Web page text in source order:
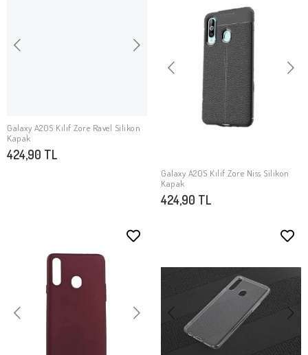
SEPETE EKLE
Galaxy A20S Kılıf Zore Ravel Silikon
Kapak
424,90 TL
SEPETE EKLE
Galaxy A20S Kılıf Zore Niss Silikon
Kapak
424,90 TL